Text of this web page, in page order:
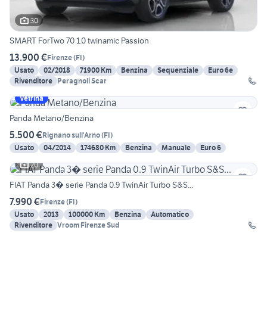
30
SMART ForTwo 70 1.0 twinamic Passion
13.900 €Firenze(FI)
Usato
02/2018 71900 Km Benzina Sequenziale
Euro 6e
Rivenditore Peragnoli Scar
Vetrina
Panda Metano/Benzina
5.500 €Rignano sull'Arno(FI)
Usato
04/2014 174680 Km Benzina Manuale
Euro 6
20
FIAT Panda 3� serie Panda 0.9 TwinAir Turbo S&S...
7.990 €Firenze(FI)
Usato
2013 100000 Km Benzina
Automatico
Rivenditore Vroom Firenze Sud